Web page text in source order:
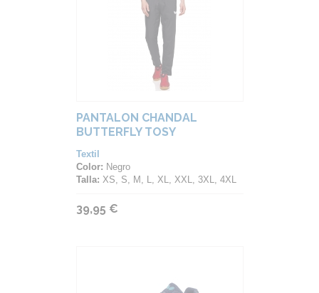
PANTALON CHANDAL
BUTTERFLY TOSY
Textil
Color: Negro
Talla: XS, S, M, L, XL, XXL, 3XL, 4XL
39,95 €